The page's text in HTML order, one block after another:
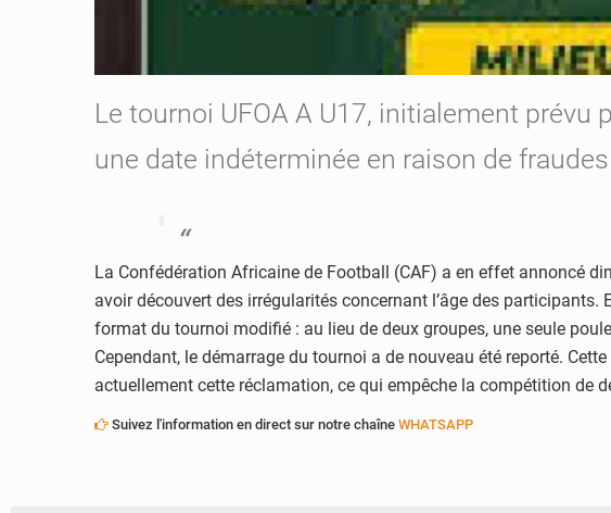
Le tournoi UFOA A U17, initialement
une date indéterminée en raison de
La Confédération Africaine de Football (CAF) a en effet annoncé
avoir découvert des irrégularités concernant l’âge des
format du tournoi modifié : au lieu de deux groupes, une seule
Cependant, le démarrage du tournoi a de nouveau été reporté.
actuellement cette réclamation, ce qui empêche la compétition de
Suivez l'information en direct sur notre chaîne WHATSAPP